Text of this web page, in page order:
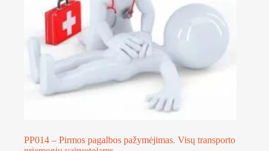
PP014 – Pirmos pagalbos pažymėjimas. Visų transporto